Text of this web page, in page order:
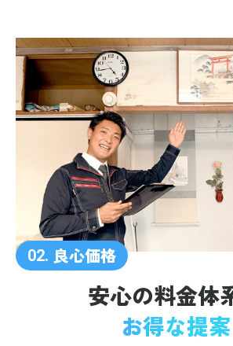
02. 良心価格
安心の料金体
お得な提案